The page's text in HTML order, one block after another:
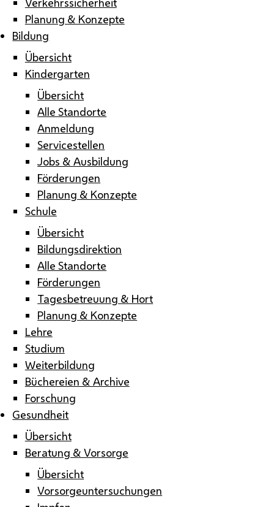
Planung & Konzepte
Bildung
Übersicht
Kindergarten
Übersicht
Alle Standorte
Anmeldung
Servicestellen
Jobs & Ausbildung
Förderungen
Planung & Konzepte
Schule
Übersicht
Bildungsdirektion
Alle Standorte
Förderungen
Tagesbetreuung & Hort
Planung & Konzepte
Lehre
Studium
Weiterbildung
Büchereien & Archive
Forschung
Gesundheit
Übersicht
Beratung & Vorsorge
Übersicht
Vorsorgeuntersuchungen